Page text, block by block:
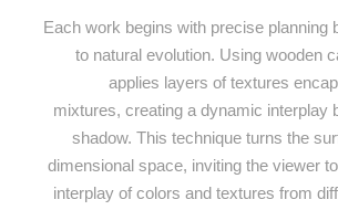
Each work begins with precise planning
to natural evolution. Using wooden
applies layers of textures
mixtures, creating a dynamic interplay
shadow. This technique turns the
dimensional space, inviting the viewer
interplay of colors and textures from